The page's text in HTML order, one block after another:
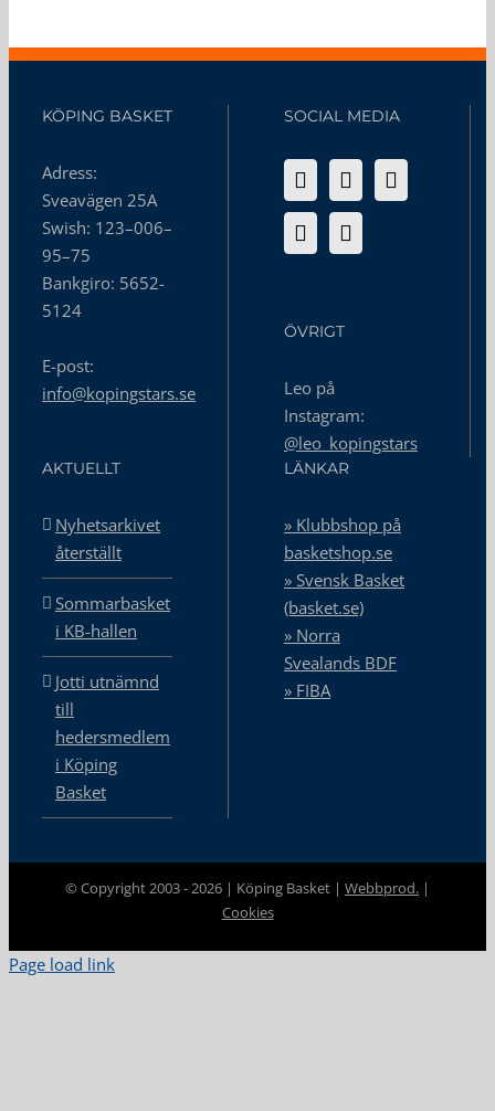
KÖPING BASKET
Adress:
Sveavägen 25A
Swish: 123–006–
95–75
Bankgiro: 5652-
5124
E-post:
info@kopingstars.se
SOCIAL MEDIA
ÖVRIGT
Leo på
Instagram:
@leo_kopingstars
AKTUELLT
Nyhetsarkivet
återställt
Sommarbasket
i KB-hallen
Jotti utnämnd
till
hedersmedlem
i Köping
Basket
LÄNKAR
» Klubbshop på
basketshop.se
» Svensk Basket
(basket.se)
» Norra
Svealands BDF
» FIBA
© Copyright 2003 -2026 | Köping Basket | Webbprod. |
Cookies
Page load link